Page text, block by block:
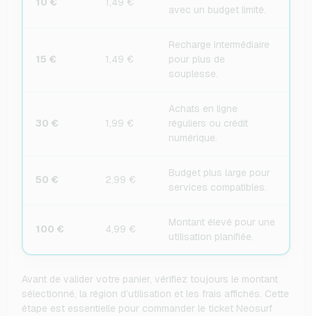
avec un budget limité.
15 € 1,49 €
Recharge intermédiaire
pour plus de
souplesse.
30 € 1,99 €
Achats en ligne
réguliers ou crédit
numérique.
50 € 2,99 €
Budget plus large pour
services compatibles.
100 € 4,99 €
Montant élevé pour une
utilisation planifiée.
Avant de valider votre panier, vérifiez toujours le montant
sélectionné, la région d’utilisation et les frais affichés. Cette
étape est essentielle pour commander le ticket Neosurf